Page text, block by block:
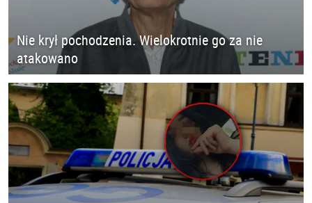
Nie krył pochodzenia. Wielokrotnie go za nie
atakowano